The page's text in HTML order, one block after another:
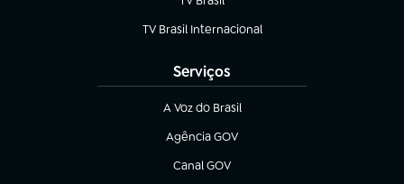
(abre em nova aba)
TV Brasil Internacional
(abre em nova aba)
Serviços
A Voz do Brasil
(abre em nova aba)
Agência GOV
(abre em nova aba)
Canal GOV
(abre em nova aba)